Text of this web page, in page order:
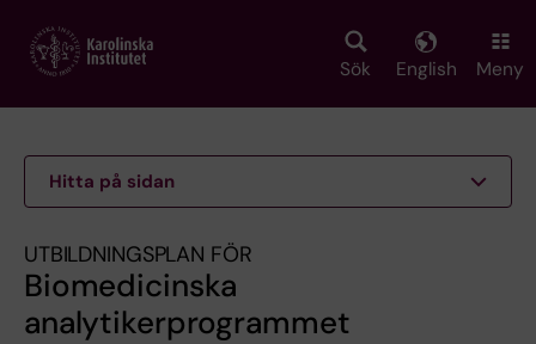
main
Sök English Meny
Hitta på sidan
UTBILDNINGSPLAN FÖR
Biomedicinska
analytikerprogrammet